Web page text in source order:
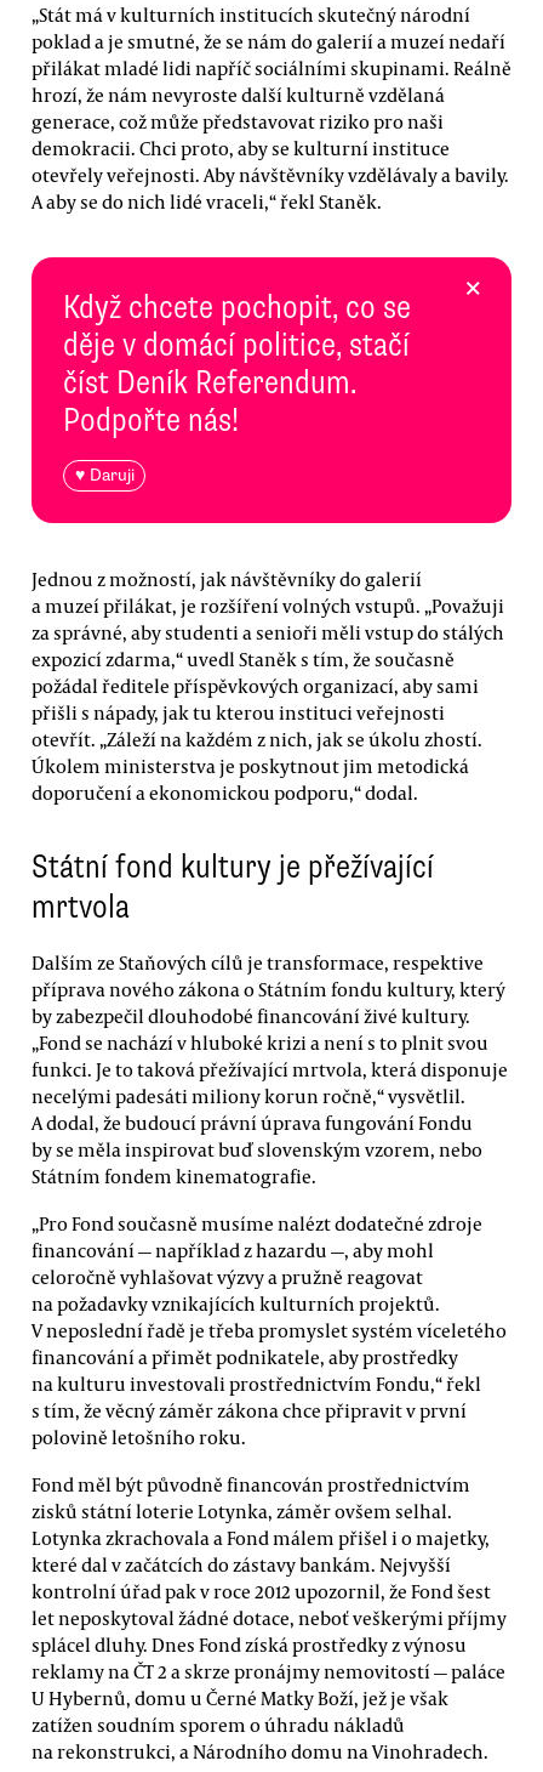
„Stát má v kulturních institucích skutečný národní
poklad a je smutné, že se nám do galerií a muzeí nedaří
přilákat mladé lidi napříč sociálními skupinami. Reálně
hrozí, že nám nevyroste další kulturně vzdělaná
generace, což může představovat riziko pro naši
demokracii. Chci proto, aby se kulturní instituce
otevřely veřejnosti. Aby návštěvníky vzdělávaly a bavily.
A aby se do nich lidé vraceli,“ řekl Staněk.
Když chcete pochopit, co se
děje v domácí politice, stačí
číst Deník Referendum.
Podpořte nás!
♥ Daruji
×
Jednou z možností, jak návštěvníky do galerií
a muzeí přilákat, je rozšíření volných vstupů. „Považuji
za správné, aby studenti a senioři měli vstup do stálých
expozicí zdarma,“ uvedl Staněk s tím, že současně
požádal ředitele příspěvkových organizací, aby sami
přišli s nápady, jak tu kterou instituci veřejnosti
otevřít. „Záleží na každém z nich, jak se úkolu zhostí.
Úkolem ministerstva je poskytnout jim metodická
doporučení a ekonomickou podporu,“ dodal.
Státní fond kultury je přežívající
mrtvola
Dalším ze Staňových cílů je transformace, respektive
příprava nového zákona o Státním fondu kultury, který
by zabezpečil dlouhodobé financování živé kultury.
„Fond se nachází v hluboké krizi a není s to plnit svou
funkci. Je to taková přežívající mrtvola, která disponuje
necelými padesáti miliony korun ročně,“ vysvětlil.
A dodal, že budoucí právní úprava fungování Fondu
by se měla inspirovat buď slovenským vzorem, nebo
Státním fondem kinematografie.
„Pro Fond současně musíme nalézt dodatečné zdroje
financování — například z hazardu —, aby mohl
celoročně vyhlašovat výzvy a pružně reagovat
na požadavky vznikajících kulturních projektů.
V neposlední řadě je třeba promyslet systém víceletého
financování a přimět podnikatele, aby prostředky
na kulturu investovali prostřednictvím Fondu,“ řekl
s tím, že věcný záměr zákona chce připravit v první
polovině letošního roku.
Fond měl být původně financován prostřednictvím
zisků státní loterie Lotynka, záměr ovšem selhal.
Lotynka zkrachovala a Fond málem přišel i o majetky,
které dal v začátcích do zástavy bankám. Nejvyšší
kontrolní úřad pak v roce 2012 upozornil, že Fond šest
let neposkytoval žádné dotace, neboť veškerými příjmy
splácel dluhy. Dnes Fond získá prostředky z výnosu
reklamy na ČT 2 a skrze pronájmy nemovitostí — paláce
U Hybernů, domu u Černé Matky Boží, jež je však
zatížen soudním sporem o úhradu nákladů
na rekonstrukci, a Národního domu na Vinohradech.